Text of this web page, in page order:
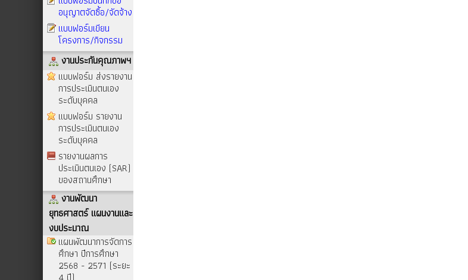
อนุญาตจัดซื้อ/จัดจ้าง
แบบฟอร์มเขียน
โครงการ/กิจกรรม
งานประกันคุณภาพฯ
แบบฟอร์ม ส่งรายงาน
การประเมินตนเอง
ระดับบุคคล
แบบฟอร์ม รายงาน
การประเมินตนเอง
ระดับบุคคล
รายงานผลการ
ประเมินตนเอง (SAR)
ของสถานศึกษา
งานพัฒนา
ยุทธศาสตร์ แผนงานและ
งบประมาณ
แผนพัฒนาการจัดการ
ศึกษา ปีการศึกษา
2568 - 2571 (ระยะ